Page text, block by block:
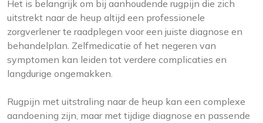
Het is belangrijk om bij aanhoudende rugpijn die zich
uitstrekt naar de heup altijd een professionele
zorgverlener te raadplegen voor een juiste diagnose en
behandelplan. Zelfmedicatie of het negeren van
symptomen kan leiden tot verdere complicaties en
langdurige ongemakken.
Rugpijn met uitstraling naar de heup kan een complexe
aandoening zijn, maar met tijdige diagnose en passende